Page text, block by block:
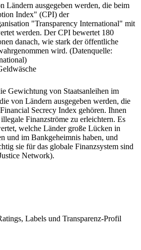
Ländern ausgegeben werden, die beim
Index" (CPI) der
"Transparency International" mit
werden. Der CPI bewertet 180
danach, wie stark der öffentliche
wird. (Datenquelle:
Gewichtung von Staatsanleihen im
von Ländern ausgegeben werden, die
Secrecy Index gehören. Ihnen
Finanzströme zu erleichtern. Es
welche Länder große Lücken in
und im Bankgeheimnis haben, und
sie für das globale Finanzsystem sind
Network).
Labels und Transparenz-Profil